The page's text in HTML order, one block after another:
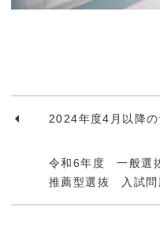
2024年度4月以降
令和6年度 一般選
推薦型選抜 入試問